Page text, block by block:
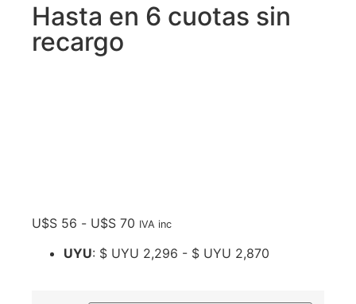
Hasta en 6 cuotas sin
recargo
U$S 56 - U$S 70 IVA inc
UYU: $ UYU 2,296 - $ UYU 2,870